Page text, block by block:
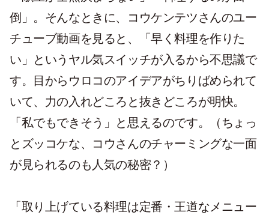
倒」。そんなときに、コウケンテツさんのユー
チューブ動画を見ると、「早く料理を作りた
い」というヤル気スイッチが入るから不思議で
す。目からウロコのアイデアがちりばめられて
いて、力の入れどころと抜きどころが明快。
「私でもできそう」と思えるのです。（ちょっ
とズッコケな、コウさんのチャーミングな一面
が見られるのも人気の秘密？）
「取り上げている料理は定番・王道なメニュー